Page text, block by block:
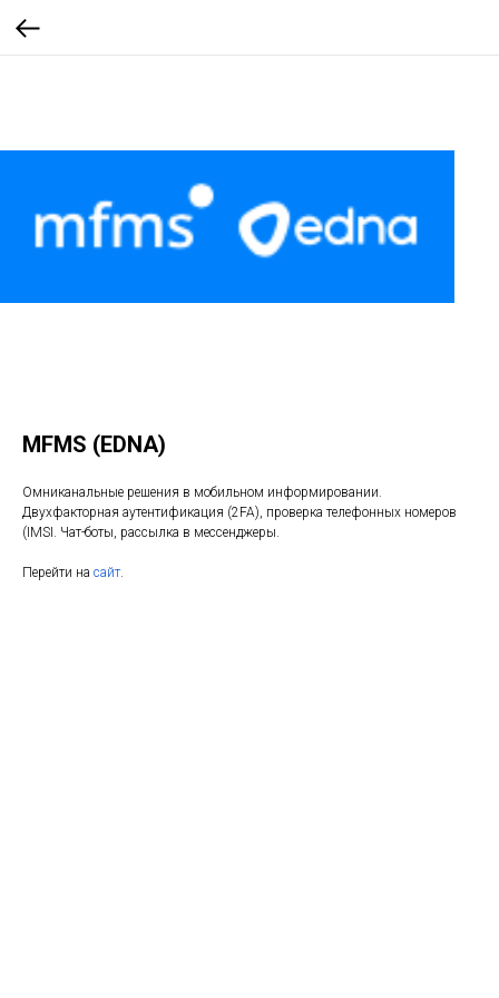
MFMS (EDNA)
Омниканальные решения в мобильном информировании.
Двухфакторная аутентификация (2FA), проверка телефонных номеров
(IMSI. Чат-боты, рассылка в мессенджеры.
Перейти на сайт.